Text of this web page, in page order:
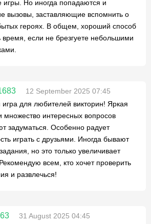
игры. Но иногда попадаются и
вызовы, заставляющие вспомнить о
героях. В общем, хороший способ
время, если не брезгуете небольшими
12 September 2025 07:45
для любителей викторин! Яркая
множество интересных вопросов
задуматься. Особенно радует
играть с друзьями. Иногда бывают
но это только увеличивает
всем, кто хочет проверить
и развлечься!
31 August 2025 04:45